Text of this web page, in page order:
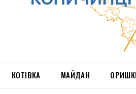
КОТІВКА МАЙДАН